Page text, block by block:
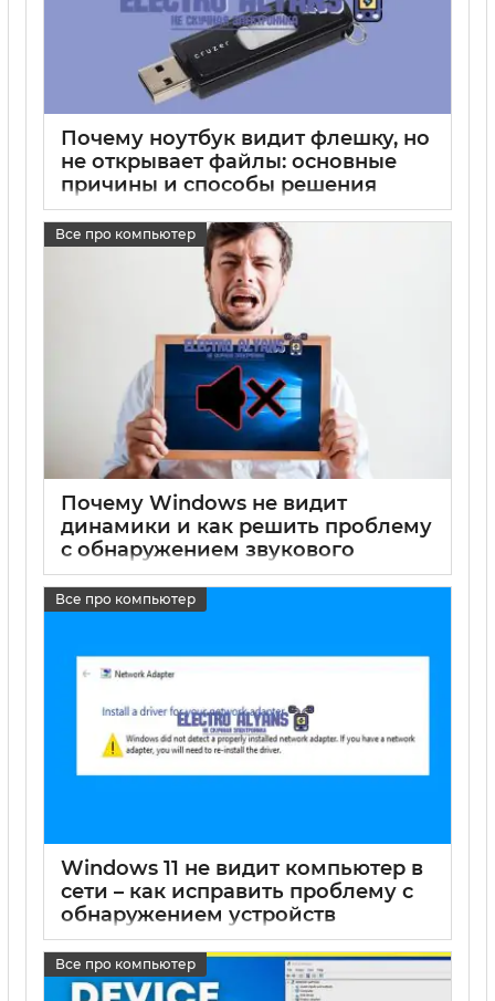
Почему ноутбук видит флешку, но
не открывает файлы: основные
причины и способы решения
Все про компьютер
Почему Windows не видит
динамики и как решить проблему
с обнаружением звукового
устройства
17 05 2025 0
Все про компьютер
Windows 11 не видит компьютер в
сети – как исправить проблему с
обнаружением устройств
Все про компьютер